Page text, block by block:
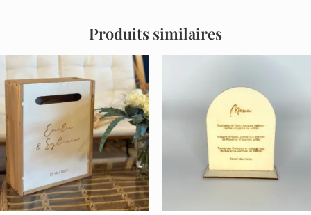
Produits similaires